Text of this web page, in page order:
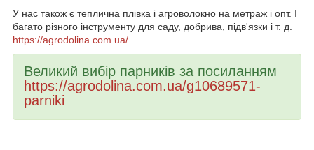
У нас також є теплична плівка і агроволокно на метраж і опт. І
багато різного інструменту для саду, добрива, підв'язки і т. д.
https://agrodolina.com.ua/
Великий вибір парників за посиланням
https://agrodolina.com.ua/g10689571-
parniki